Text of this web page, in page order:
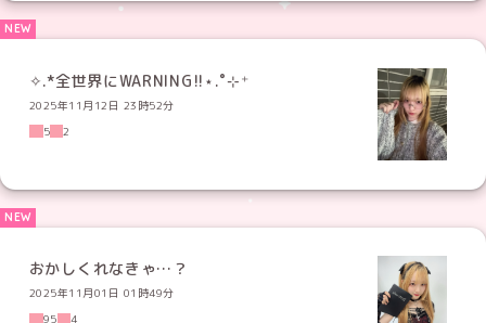
✧︎.*全世界にWARNING!!⋆.˚⊹⁺
2025年11月12日 23時52分
5
2
おかしくれなきゃ…？
2025年11月01日 01時49分
95
4